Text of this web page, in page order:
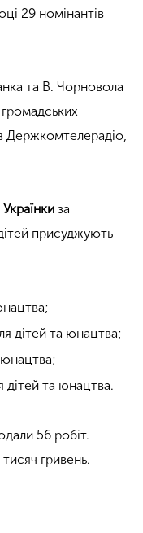
29 номінантів
та В. Чорновола
Держкомтелерадіо,
за
присуджують
дітей та юнацтва;
юнацтва;
дітей та юнацтва.
56 робіт.
гривень.